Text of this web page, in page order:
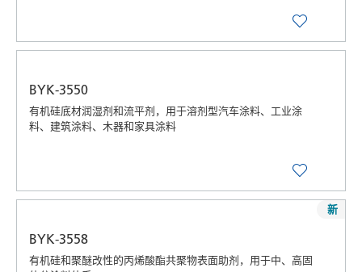
BYK-3550
有机硅底材润湿剂和流平剂，用于溶剂型汽车涂料、工业涂
料、建筑涂料、木器和家具涂料
BYK-3558
有机硅和聚醚改性的丙烯酸酯共聚物表面助剂，用于中、高固
新